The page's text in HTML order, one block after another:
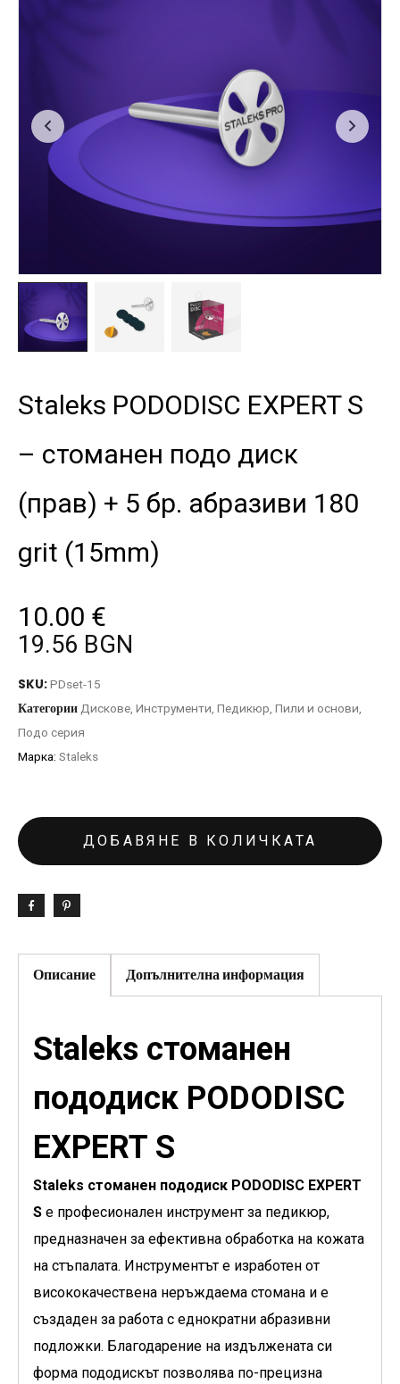
Staleks PODODISC EXPERT S
– стоманен подо диск
(прав) + 5 бр. абразиви 180
grit (15mm)
10.00 €
19.56 BGN
SKU:PDset-15
Категории Дискове Инструменти Педикюр Пили и основи
Подо серия
Марка: Staleks
ДОБАВЯНЕ В КОЛИЧКАТА
Описание Допълнителна информация
Staleks стоманен
пододиск PODODISC
EXPERT S
Staleks стоманен пододиск PODODISC EXPERT
S е професионален инструмент за педикюр,
предназначен за ефективна обработка на кожата
на стъпалата. Инструментът е изработен от
висококачествена неръждаема стомана и е
създаден за работа с еднократни абразивни
подложки. Благодарение на издължената си
форма пододискът позволява по-прецизна